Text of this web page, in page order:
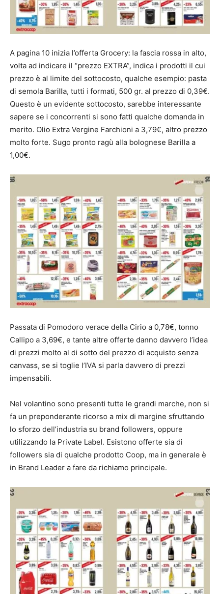
A pagina 10 inizia l’offerta Grocery: la fascia rossa in alto,
volta ad indicare il “prezzo EXTRA”, indica i prodotti il cui
prezzo è al limite del sottocosto, qualche esempio: pasta
di semola Barilla, tutti i formati, 500 gr. al prezzo di 0,39€.
Questo è un evidente sottocosto, sarebbe interessante
sapere se i concorrenti si sono fatti qualche domanda in
merito. Olio Extra Vergine Farchioni a 3,79€, altro prezzo
molto forte. Sugo pronto ragù alla bolognese Barilla a
1,00€.
Passata di Pomodoro verace della Cirio a 0,78€, tonno
Callipo a 3,69€, e tante altre offerte danno davvero l’idea
di prezzi molto al di sotto del prezzo di acquisto senza
canvass, se si toglie l’IVA si parla davvero di prezzi
impensabili.
Nel volantino sono presenti tutte le grandi marche, non si
fa un preponderante ricorso a mix di margine sfruttando
lo sforzo dell’industria su brand followers, oppure
utilizzando la Private Label. Esistono offerte sia di
followers sia di qualche prodotto Coop, ma in generale è
in Brand Leader a fare da richiamo principale.